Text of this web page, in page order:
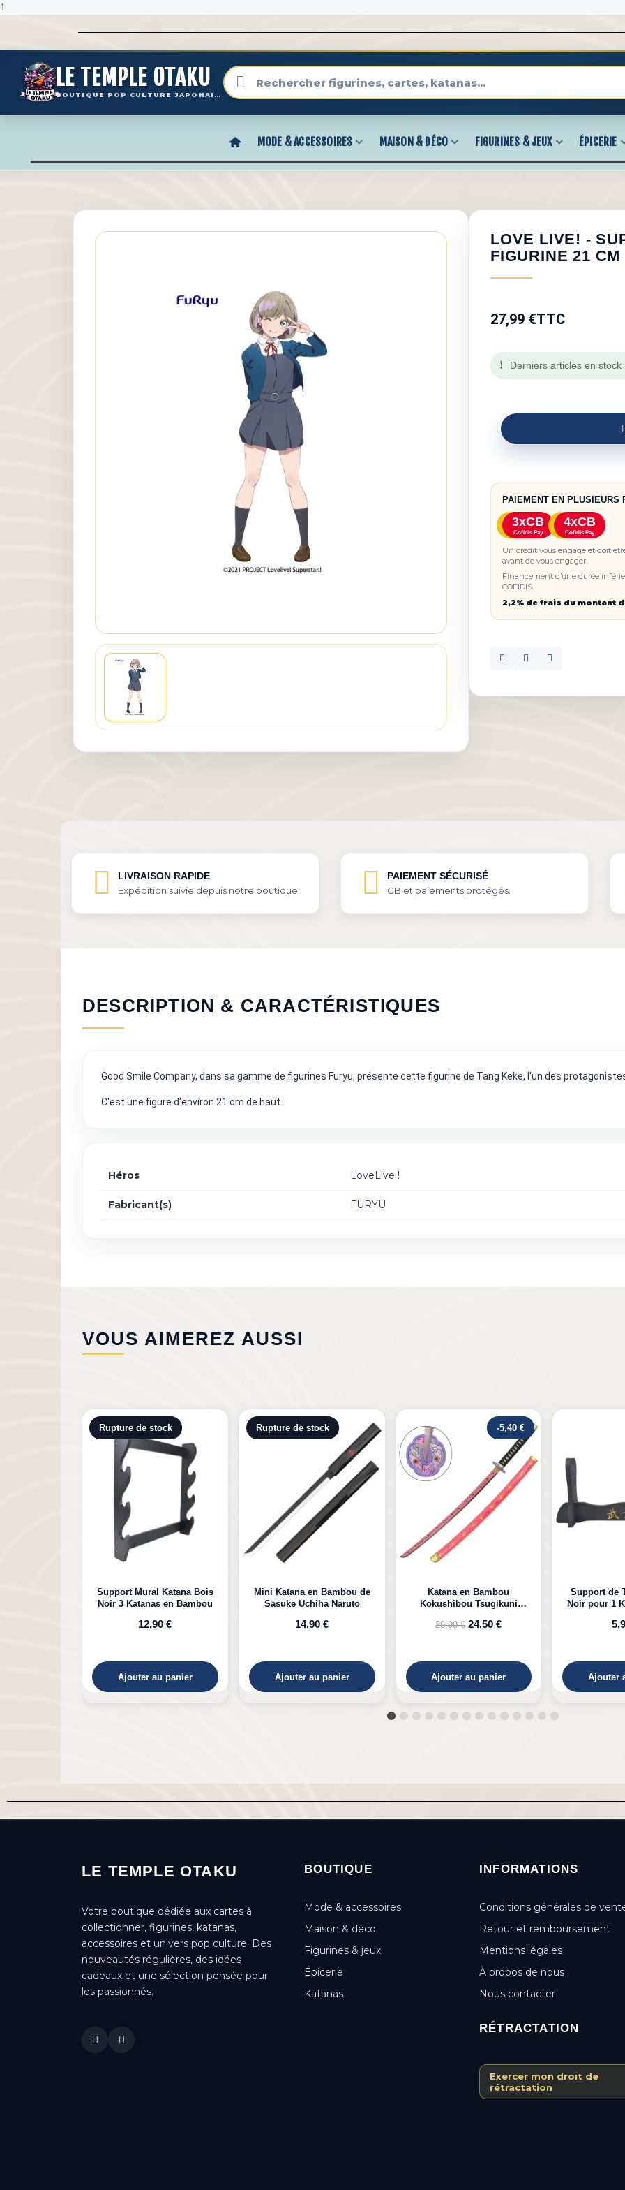
1
LE TEMPLE OTAKU
BOUTIQUE POP CULTURE JAPONAISE
MODE & ACCESSOIRES MAISON & DÉCO FIGURINES & JEUX ÉPICERIE
LOVE LIVE! -
FIGURINE 21 CM
27,99 €TTC
Derniers articles en stock
PAIEMENT EN PLUSIEURS
3xCB
Cofidis Pay
4xCB
Cofidis Pay
Un crédit vous engage et doit
avant de vous engager.
Financement d’une durée
COFIDIS.
2,2% de frais du montant
LIVRAISON RAPIDE
Expédition suivie depuis notre boutique.
PAIEMENT SÉCURISÉ
CB et paiements protégés.
DESCRIPTION & CARACTÉRISTIQUES
Good Smile Company, dans sa gamme de figurines Furyu, présente cette figurine de Tang Keke, l'un des
C'est une figure d'environ 21 cm de haut.
Héros LoveLive !
Fabricant(s) FURYU
VOUS AIMEREZ AUSSI
Rupture de stock
Mini Katana en Bambou de
Sasuke Uchiha Naruto
14,90 €
Ajouter au panier
-5,40 €
Katana en Bambou
Kokushibou Tsugikuni
29,90 € 24,50 €
Ajouter au panier
Support de Table en Bois
Noir pour 1 Katana à Poser
5,99 €
Ajouter au panier
Katana LED
Kyojuro
Ajouter
LE TEMPLE OTAKU
Votre boutique dédiée aux cartes à
collectionner, figurines, katanas,
accessoires et univers pop culture. Des
nouveautés régulières, des idées
cadeaux et une sélection pensée pour
les passionnés.
BOUTIQUE
Mode & accessoires
Maison & déco
Figurines & jeux
Épicerie
Katanas
INFORMATIONS
Conditions générales de
Retour et remboursement
Mentions légales
À propos de nous
Nous contacter
RÉTRACTATION
Exercer mon droit de
rétractation